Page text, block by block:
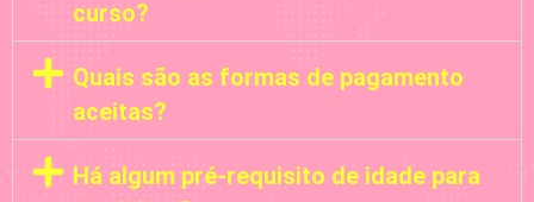
curso?
Quais são as formas de pagamento
aceitas?
Há algum pré-requisito de idade para